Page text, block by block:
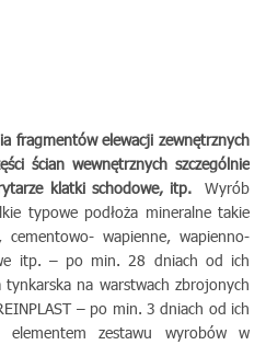
fragmentów elewacji zewnętrznych
ścian wewnętrznych szczególnie
klatki schodowe, itp.Wyrób
typowe podłoża mineralne takie
wapienne, wapienno-
itp. – po min. 28 dniach od ich
na warstwach zbrojonych
– po min. 3 dniach od ich
elementem zestawu wyrobów w